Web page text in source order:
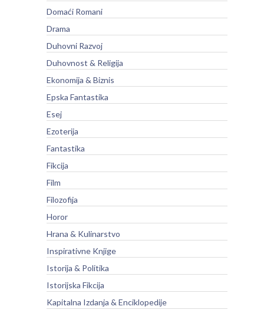
Domaći Romani
Drama
Duhovni Razvoj
Duhovnost & Religija
Ekonomija & Biznis
Epska Fantastika
Esej
Ezoterija
Fantastika
Fikcija
Film
Filozofija
Horor
Hrana & Kulinarstvo
Inspirativne Knjige
Istorija & Politika
Istorijska Fikcija
Kapitalna Izdanja & Enciklopedije